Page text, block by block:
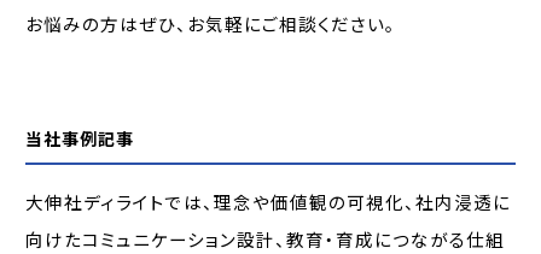
お悩みの方はぜひ、お気軽にご相談ください。
当社事例記事
大伸社ディライトでは、理念や価値観の可視化、社内浸透に
向けたコミュニケーション設計、教育・育成につながる仕組